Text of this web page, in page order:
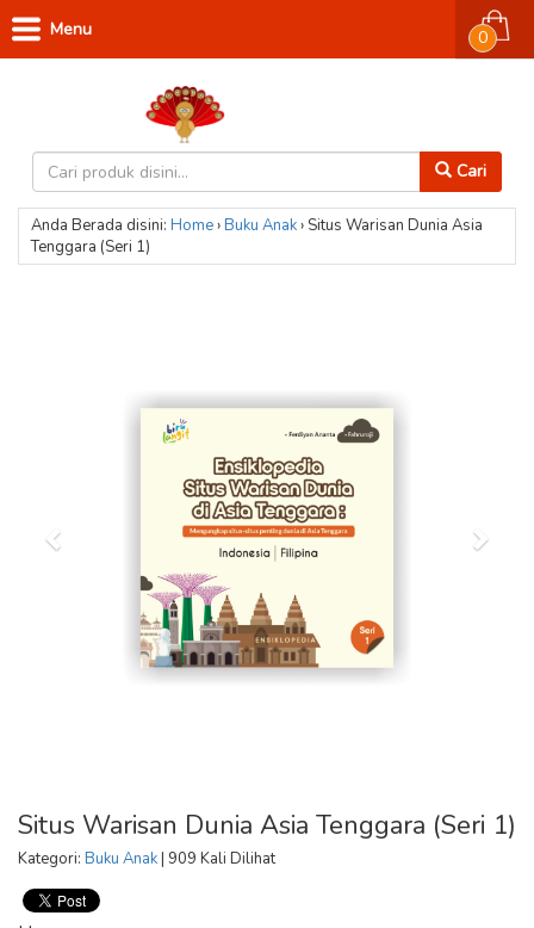
Cari
0
Menu
Anda Berada disini: Home›Buku Anak› Situs Warisan Dunia Asia
Tenggara (Seri 1)
Situs Warisan Dunia Asia Tenggara (Seri 1)
Kategori: Buku Anak| 909 Kali Dilihat